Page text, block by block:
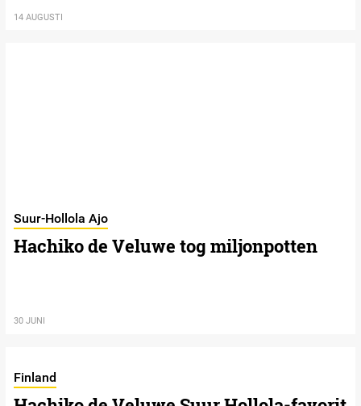
14 AUGUSTI
Suur-Hollola Ajo
Hachiko de Veluwe tog miljonpotten
30 JUNI
Finland